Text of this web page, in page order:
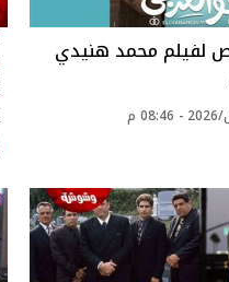
لفيلم محمد هنيدي